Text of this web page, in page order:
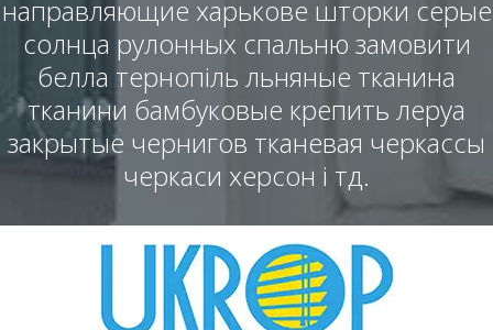
направляющие харькове шторки серые
солнца рулонных спальню замовити
белла тернопіль льняные тканина
тканини бамбуковые крепить леруа
закрытые чернигов тканевая черкассы
черкаси херсон і тд.